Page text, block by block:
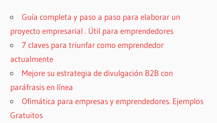
Guía completa y paso a paso para elaborar un
proyecto empresarial . Útil para emprendedores
7 claves para triunfar como emprendedor
actualmente
Mejore su estrategia de divulgación B2B con
paráfrasis en línea
Ofimática para empresas y emprendedores. Ejemplos
Gratuitos